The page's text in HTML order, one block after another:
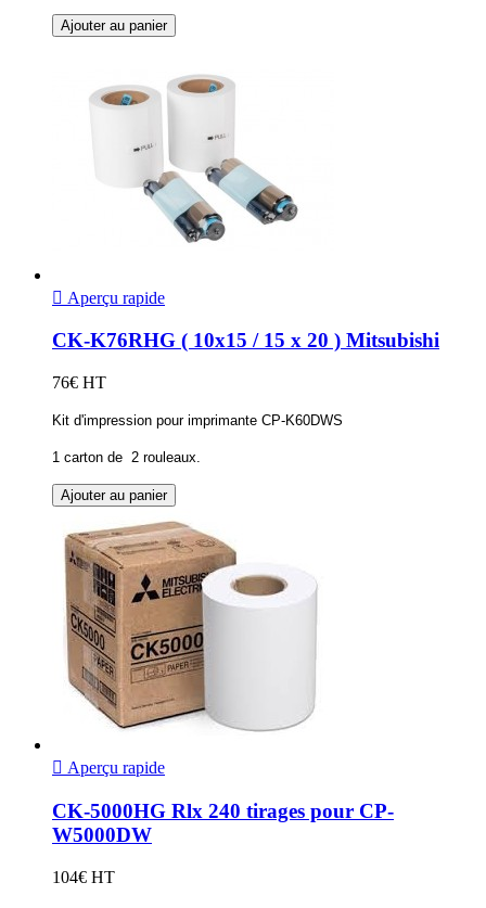
Ajouter au panier
 Aperçu rapide
CK-K76RHG ( 10x15 / 15 x 20 ) Mitsubishi
76€ HT
Kit d'impression pour imprimante CP-K60DWS
1 carton de 2 rouleaux.
Ajouter au panier
 Aperçu rapide
CK-5000HG Rlx 240 tirages pour CP-
W5000DW
104€ HT